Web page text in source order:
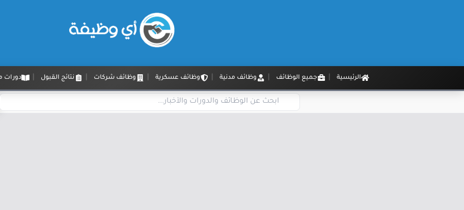
الرئيسية جميع الوظائف وظائف مدنية وظائف عسكرية وظائف شركات نتائج القبول دورات